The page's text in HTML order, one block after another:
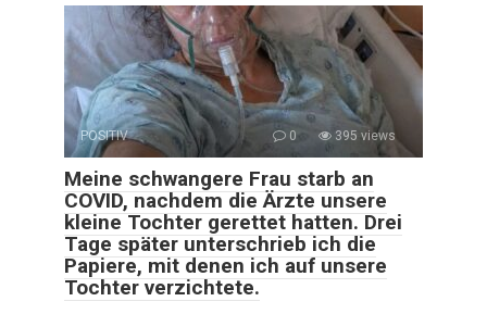
POSITIV 0 395 views
Meine schwangere Frau starb an
COVID, nachdem die Ärzte unsere
kleine Tochter gerettet hatten. Drei
Tage später unterschrieb ich die
Papiere, mit denen ich auf unsere
Tochter verzichtete.